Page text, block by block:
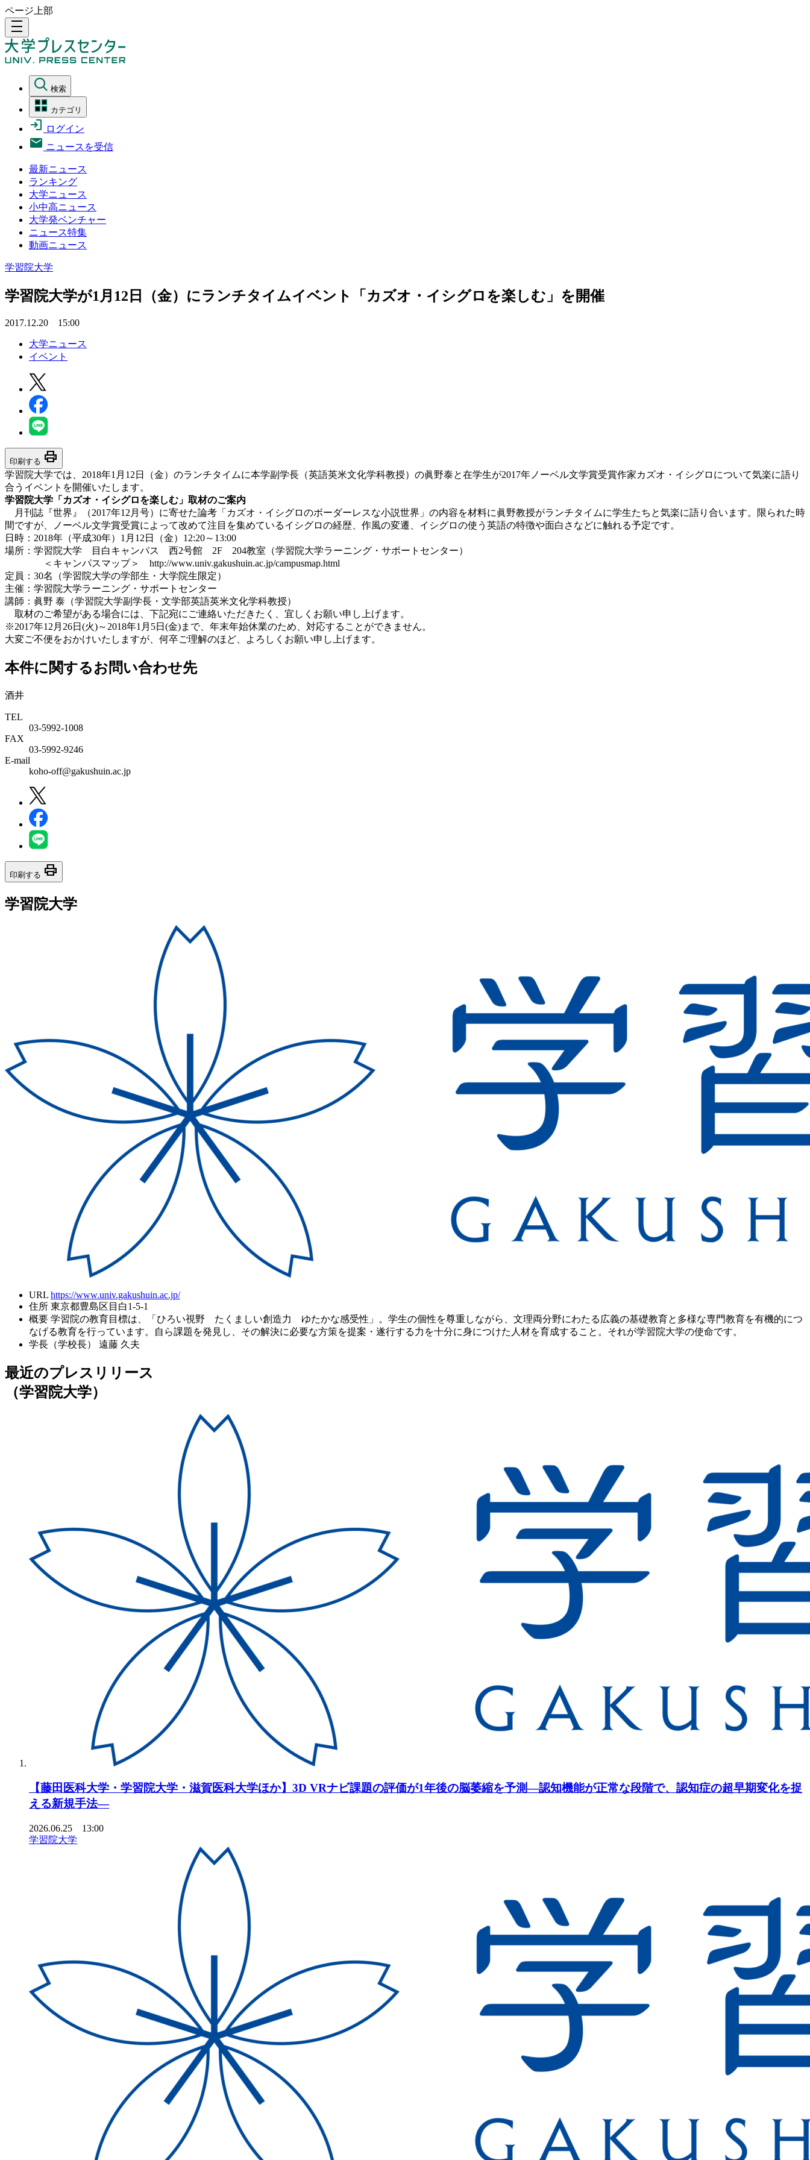
ページ上部
density_medium
検索
カテゴリ
ログイン
ニュースを受信
最新ニュース
ランキング
大学ニュース
小中高ニュース
大学発ベンチャー
ニュース特集
動画ニュース
学習院大学
学習院大学が1月12日（金）にランチタイムイベント「カズオ・イシグロを楽しむ」を開催
2017.12.20 15:00
大学ニュース
イベント
印刷する print
学習院大学では、2018年1月12日（金）のランチタイムに本学副学長（英語英米文化学科教授）の眞野泰と在学生が2017年ノーベル文学賞受賞作家カズオ・イシグロについて気楽に語り
合うイベントを開催いたします。
学習院大学「カズオ・イシグロを楽しむ」取材のご案内
月刊誌『世界』（2017年12月号）に寄せた論考「カズオ・イシグロのボーダーレスな小説世界」の内容を材料に眞野教授がランチタイムに学生たちと気楽に語り合います。限られた時
間ですが、ノーベル文学賞受賞によって改めて注目を集めているイシグロの経歴、作風の変遷、イシグロの使う英語の特徴や面白さなどに触れる予定です。
日時：2018年（平成30年）1月12日（金）12:20～13:00
場所：学習院大学 目白キャンパス 西2号館 2F 204教室（学習院大学ラーニング・サポートセンター）
＜キャンパスマップ＞ http://www.univ.gakushuin.ac.jp/campusmap.html
定員：30名（学習院大学の学部生・大学院生限定）
主催：学習院大学ラーニング・サポートセンター
講師：眞野 泰（学習院大学副学長・文学部英語英米文化学科教授）
取材のご希望がある場合には、下記宛にご連絡いただきたく、宜しくお願い申し上げます。
※2017年12月26日(火)～2018年1月5日(金)まで、年末年始休業のため、対応することができません。
大変ご不便をおかけいたしますが、何卒ご理解のほど、よろしくお願い申し上げます。
本件に関するお問い合わせ先
酒井
TEL
03-5992-1008
FAX
03-5992-9246
E-mail
koho-off@gakushuin.ac.jp
印刷する print
学習院大学
URL https://www.univ.gakushuin.ac.jp/
住所 東京都豊島区目白1-5-1
概要 学習院の教育目標は、「ひろい視野 たくましい創造力 ゆたかな感受性」。学生の個性を尊重しながら、文理両分野にわたる広義の基礎教育と多様な専門教育を有機的につ
なげる教育を行っています。自ら課題を発見し、その解決に必要な方策を提案・遂行する力を十分に身につけた人材を育成すること。それが学習院大学の使命です。
学長（学校長）
遠藤 久夫
最近のプレスリリース
（学習院大学）
【藤田医科大学・学習院大学・滋賀医科大学ほか】3D VRナビ課題の評価が1年後の脳萎縮を予測―認知機能が正常な段階で、認知症の超早期変化を捉
える新規手法―
2026.06.25 13:00
学習院大学